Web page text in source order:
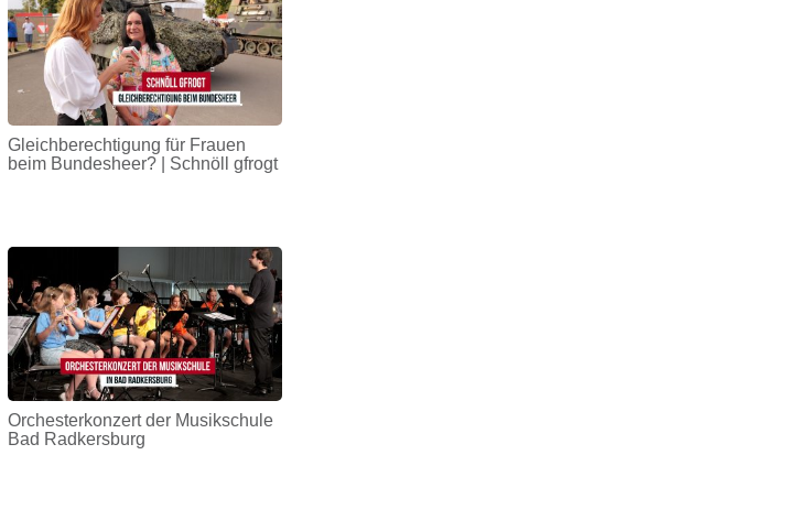
Gleichberechtigung für Frauen
beim Bundesheer? | Schnöll gfrogt
Orchesterkonzert der Musikschule
Bad Radkersburg